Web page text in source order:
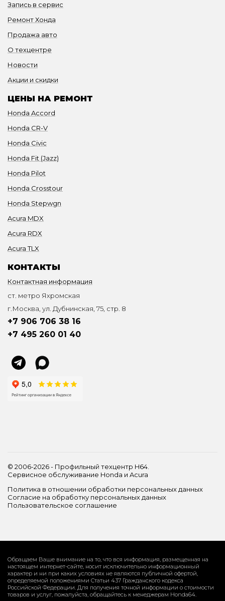
Запись в сервис
Ремонт Хонда
Продажа авто
О техцентре
Новости
Акции и скидки
ЦЕНЫ НА РЕМОНТ
Honda Accord
Honda CR-V
Honda Civic
Honda Fit (Jazz)
Honda Pilot
Honda Crosstour
Honda Stepwgn
Acura MDX
Acura RDX
Acura TLX
КОНТАКТЫ
Контактная информация
ст. метро Яхромская
г.Москва, ул. Дубнинская, 75, стр. 8
+7 906 706 38 16
+7 495 260 01 40
© 2006-2026 - Профильный техцентр H64.
Сервисное обслуживание Honda и Acura
Политика в отношении обработки персональных данных
Согласие на обработку персональных данных
Пользовательское соглашение
Обращаем Ваше внимание на то, что вся информация, размещенная на
настоящем интернет-сайте, носит исключительно информационный
характер и ни при каких условиях не являются публичной офертой,
определяемой положениями Статьи 437 Гражданского кодекса
Российской Федерации. Для получения точной информации о стоимости
товаров и услуг, пожалуйста, обращайтесь к менеджерам Honda64.